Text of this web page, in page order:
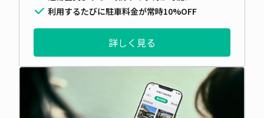
利用するたびに駐車料金が常時10%OFF
詳しく見る